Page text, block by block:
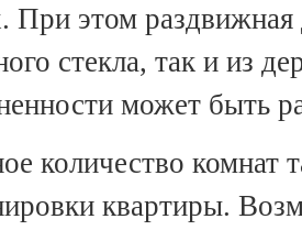
При этом
стекла, так и из
может быть
количество комнат
квартиры.